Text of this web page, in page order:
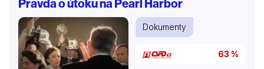
Pravda o útoku na Pearl Harbor
Dokumenty
63 %